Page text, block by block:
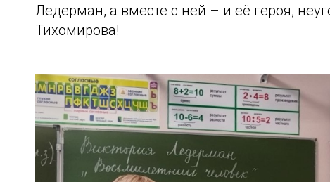
Ледерман, а вместе с ней – и её героя,
Тихомирова!